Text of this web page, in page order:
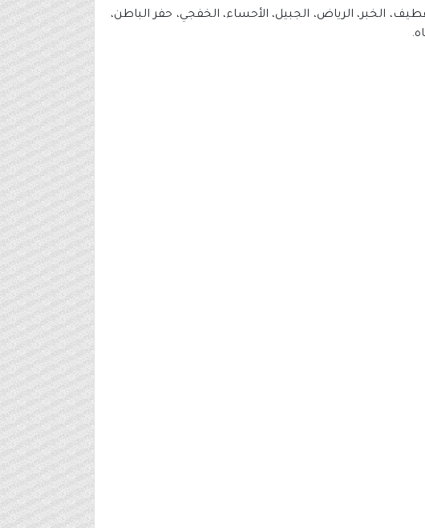
الخبر، الرياض، الجبيل، الأحساء، الخفجي، حفر الباطن،